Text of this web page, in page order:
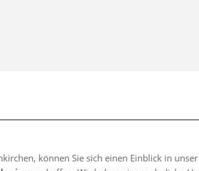
können Sie sich einen Einblick in